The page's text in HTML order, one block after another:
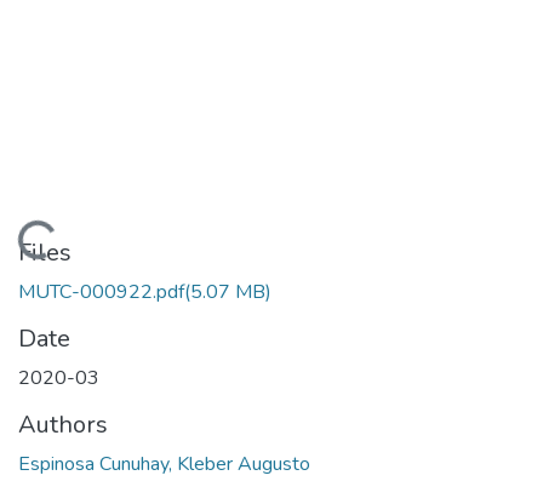
Loading...
Files
MUTC-000922.pdf(5.07 MB)
Date
2020-03
Authors
Espinosa Cunuhay, Kleber Augusto